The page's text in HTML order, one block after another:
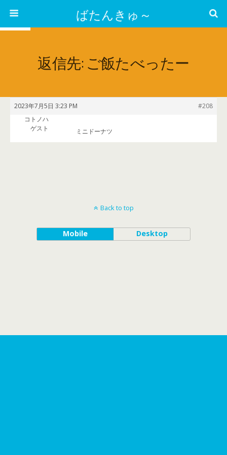
ばたんきゅ～
返信先: ご飯たべったー
2023年7月5日 3:23 PM
#208
コトノハ
ゲスト
ミニドーナツ
Back to top
Mobile Desktop